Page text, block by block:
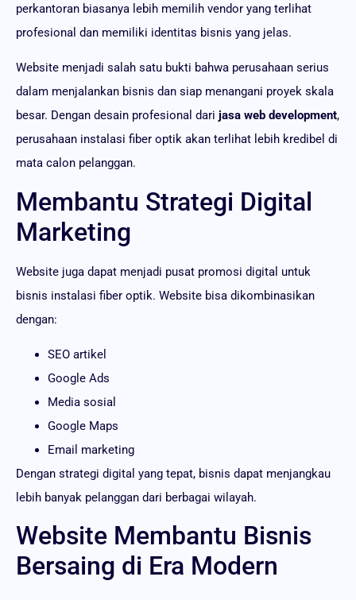
perkantoran biasanya lebih memilih vendor yang terlihat
profesional dan memiliki identitas bisnis yang jelas.
Website menjadi salah satu bukti bahwa perusahaan serius
dalam menjalankan bisnis dan siap menangani proyek skala
besar. Dengan desain profesional dari jasa web development,
perusahaan instalasi fiber optik akan terlihat lebih kredibel di
mata calon pelanggan.
Membantu Strategi Digital
Marketing
Website juga dapat menjadi pusat promosi digital untuk
bisnis instalasi fiber optik. Website bisa dikombinasikan
dengan:
SEO artikel
Google Ads
Media sosial
Google Maps
Email marketing
Dengan strategi digital yang tepat, bisnis dapat menjangkau
lebih banyak pelanggan dari berbagai wilayah.
Website Membantu Bisnis
Bersaing di Era Modern